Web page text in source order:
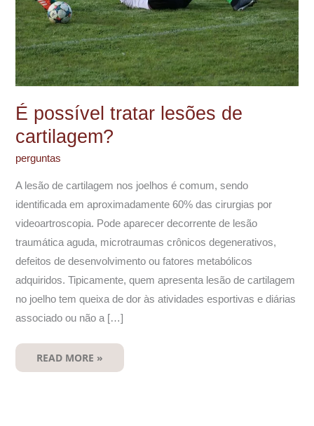
É possível tratar lesões de
cartilagem?
perguntas
A lesão de cartilagem nos joelhos é comum, sendo
identificada em aproximadamente 60% das cirurgias por
videoartroscopia. Pode aparecer decorrente de lesão
traumática aguda, microtraumas crônicos degenerativos,
defeitos de desenvolvimento ou fatores metabólicos
adquiridos. Tipicamente, quem apresenta lesão de cartilagem
no joelho tem queixa de dor às atividades esportivas e diárias
associado ou não a […]
READ MORE »